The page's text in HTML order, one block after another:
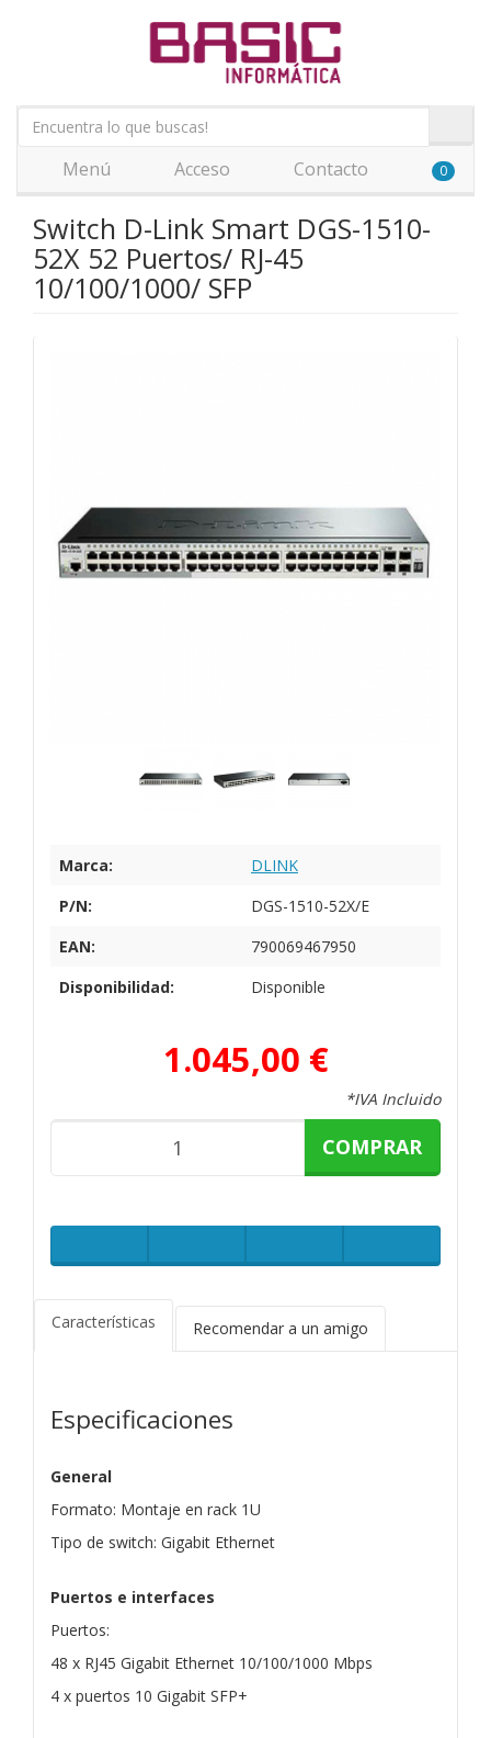
Menú Acceso Contacto 0
Switch D-Link Smart DGS-1510-
52X 52 Puertos/ RJ-45
10/100/1000/ SFP
Marca:
DLINK
P/N:
DGS-1510-52X/E
EAN:
790069467950
Disponibilidad:
Disponible
1.045,00 €
*IVA Incluido
COMPRAR
Características Recomendar a un amigo
Especificaciones
General
Formato: Montaje en rack 1U
Tipo de switch: Gigabit Ethernet
Puertos e interfaces
Puertos:
48 x RJ45 Gigabit Ethernet 10/100/1000 Mbps
4 x puertos 10 Gigabit SFP+